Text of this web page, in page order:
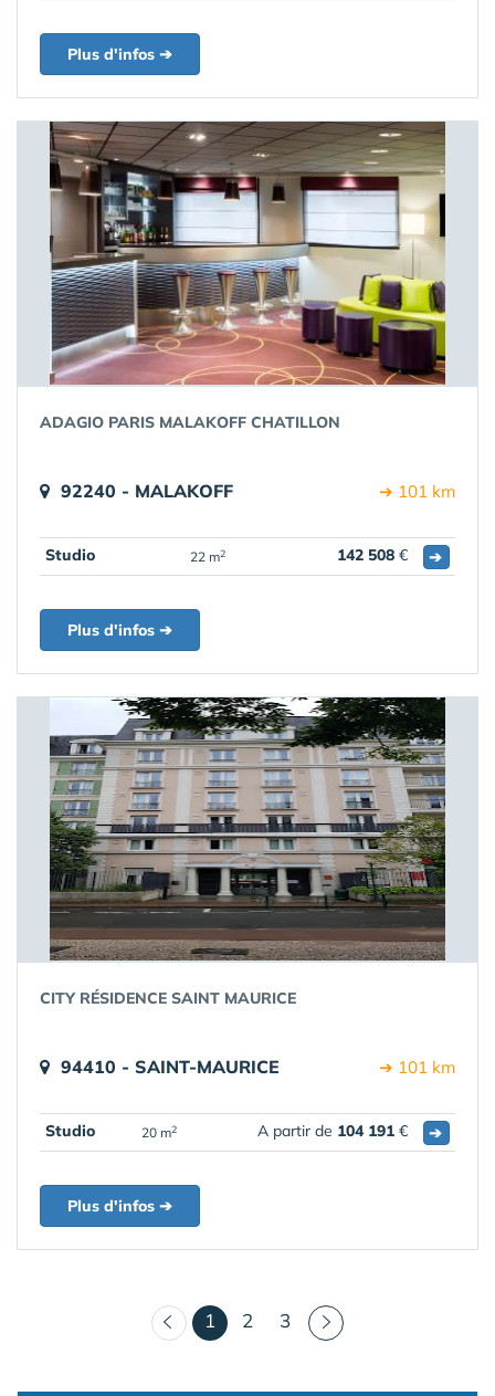
Plus d'infos ➔
ADAGIO PARIS MALAKOFF CHATILLON
92240 - MALAKOFF ➔ 101 km
Studio 22 m2 142 508 € ➔
Plus d'infos ➔
CITY RÉSIDENCE SAINT MAURICE
94410 - SAINT-MAURICE ➔ 101 km
Studio 20 m2 A partir de 104 191 € ➔
Plus d'infos ➔
1 (courant)
2 3